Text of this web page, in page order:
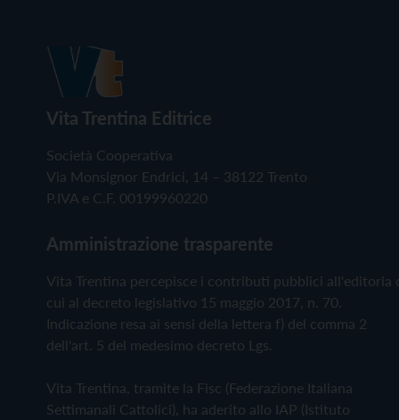
Vita Trentina Editrice
Società Cooperativa
Via Monsignor Endrici, 14 – 38122 Trento
P.IVA e C.F. 00199960220
Amministrazione trasparente
Vita Trentina percepisce i contributi pubblici all'editoria
cui al decreto legislativo 15 maggio 2017, n. 70.
Indicazione resa ai sensi della lettera f) del comma 2
dell'art. 5 del medesimo decreto Lgs.
Vita Trentina, tramite la Fisc (Federazione Italiana
Settimanali Cattolici), ha aderito allo IAP (Istituto